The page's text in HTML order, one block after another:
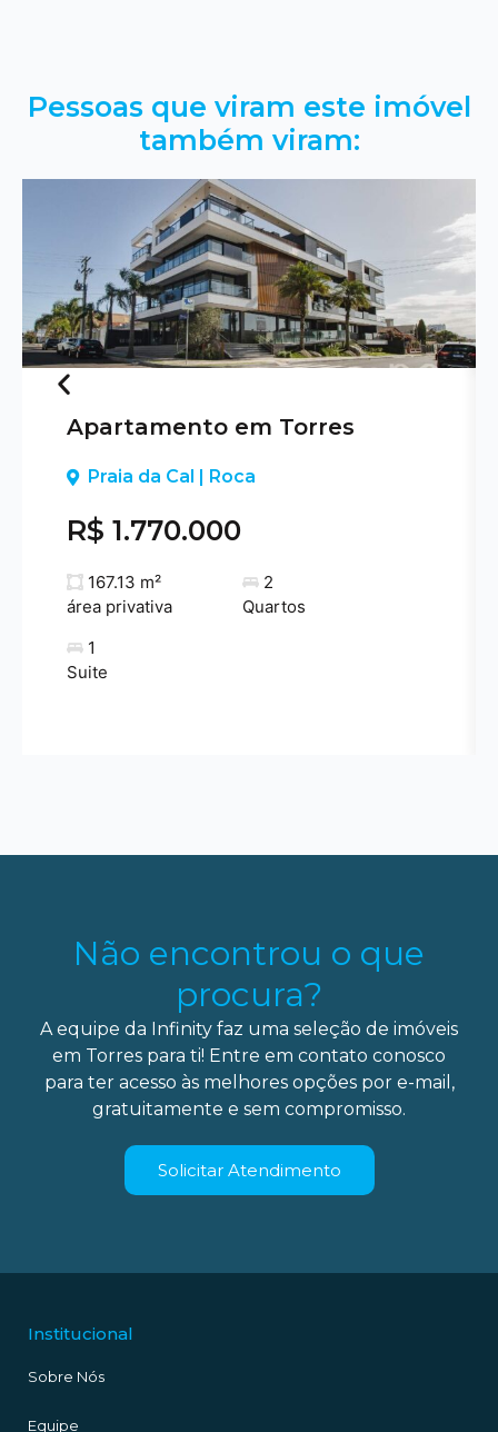
Pessoas que viram este imóvel
também viram:
Previous
Apartamento em Torres
Praia da Cal | Roca
R$ 1.770.000
167.13 m²
área privativa
2
Quartos
1
Suite
Não encontrou o que
procura?
A equipe da Infinity faz uma seleção de imóveis
em Torres para ti! Entre em contato conosco
para ter acesso às melhores opções por e-mail,
gratuitamente e sem compromisso.
Solicitar Atendimento
Institucional
Sobre Nós
Equipe